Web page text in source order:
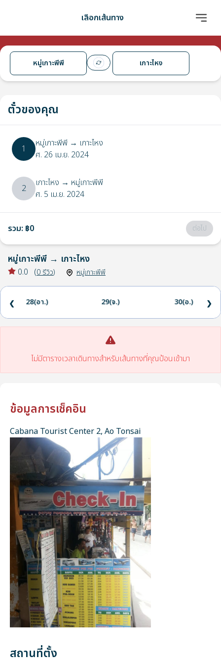
เลือกเส้นทาง
หมู่เกาะพีพี เกาะไหง
ตั๋วของคุณ
1 หมู่เกาะพีพี → เกาะไหง
ศ. 26 เม.ย. 2024
2 เกาะไหง → หมู่เกาะพีพี
ศ. 5 เม.ย. 2024
รวม: ฿0 ต่อไป
หมู่เกาะพีพี → เกาะไหง
0.0 (0 รีวิว) หมู่เกาะพีพี
28(อา.) 29(จ.) 30(อ.)
❮ ❯
ไม่มีตารางเวลาเดินทางสำหรับเส้นทางที่คุณป้อนเข้ามา
ข้อมูลการเช็คอิน
Cabana Tourist Center 2, Ao Tonsai
สถานที่ตั้ง